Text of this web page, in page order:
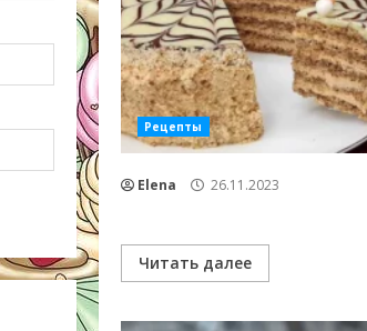
Рецепты
Elena 26.11.2023
Читать далее